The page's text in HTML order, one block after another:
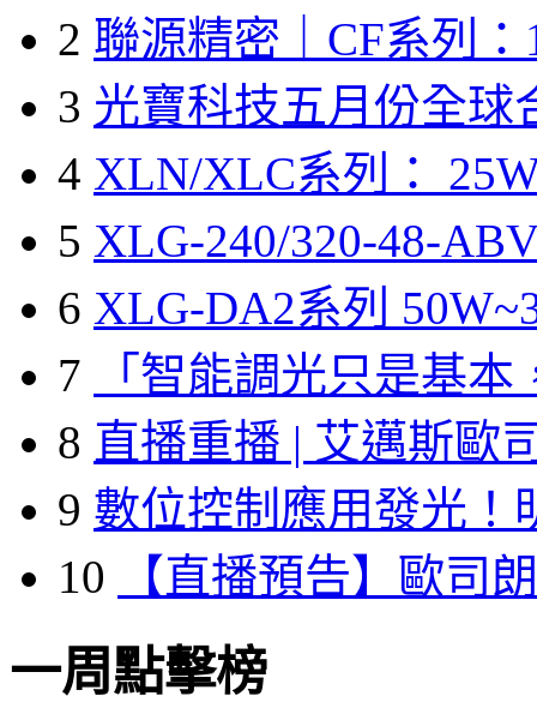
2 聯源精密｜CF系列：
3 光寶科技五月份全球
4 XLN/XLC系列：
5 XLG-240/320-48-
6 XLG-DA2系列
7
「智能調光只是基本
8 直播重播 | 艾邁斯歐
9 數位控制應用發光！
10
【直播預告】歐司
一周點擊榜